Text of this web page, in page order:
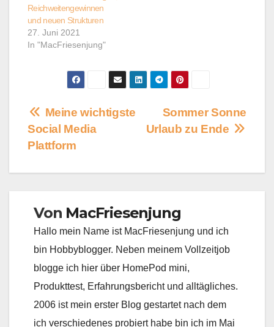
Reichweitengewinnen
und neuen Strukturen
27. Juni 2021
In "MacFriesenjung"
BeitragsnavigationSommer Sonne
Urlaub zu Ende
Meine wichtigste
Social Media
Plattform
Von MacFriesenjung
Hallo mein Name ist MacFriesenjung und ich
bin Hobbyblogger. Neben meinem Vollzeitjob
blogge ich hier über HomePod mini,
Produkttest, Erfahrungsbericht und alltägliches.
2006 ist mein erster Blog gestartet nach dem
ich verschiedenes probiert habe bin ich im Mai